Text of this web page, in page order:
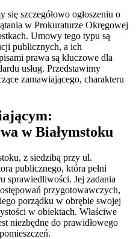
szczegółowo ogłoszeniu o
w Prokuraturze Okręgowej
Umowy tego typu są
publicznych, a ich
prawa są kluczowe dla
usług. Przedstawimy
zamawiającego, charakteru
w Białymstoku
z siedzibą przy ul.
publicznego, która pełni
sprawiedliwości. Jej zadania
przygotowawczych,
porządku w obrębie swojej
w obiektach. Właściwe
niezbędne do prawidłowego